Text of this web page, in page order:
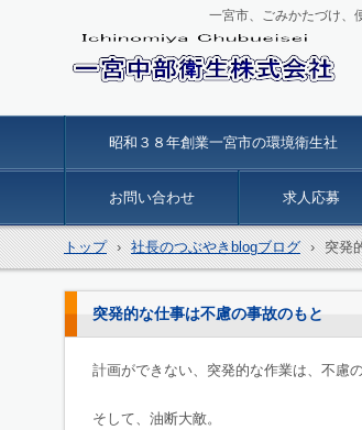
一宮市、ごみかたづけ、
昭和３８年創業一宮市の環境衛生社
お問い合わせ 求人応募
トップ › 社長のつぶやきblogブログ › 突発
突発的な仕事は不慮の事故のもと
計画ができない、突発的な作業は、不慮
そして、油断大敵。